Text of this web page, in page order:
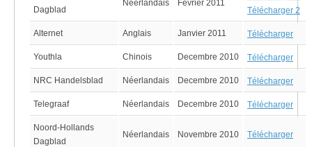
Dagblad
Néerlandais Février 2011
Télécharger 2
Alternet Anglais Janvier 2011 Télécharger
Youthla Chinois Decembre 2010 Télécharger
NRC Handelsblad Néerlandais Decembre 2010 Télécharger
Telegraaf Néerlandais Decembre 2010 Télécharger
Noord-Hollands
Dagblad
Néerlandais Novembre 2010 Télécharger